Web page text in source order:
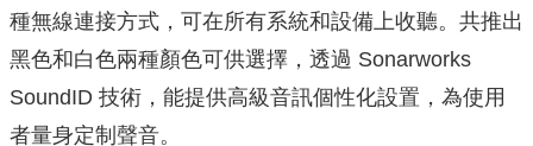
種無線連接方式，可在所有系統和設備上收聽。共推出
黑色和白色兩種顏色可供選擇，透過 Sonarworks
SoundID 技術，能提供高級音訊個性化設置，為使用
者量身定制聲音。